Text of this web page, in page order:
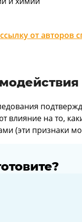
от авторов
влияние на то,
(эти признаки